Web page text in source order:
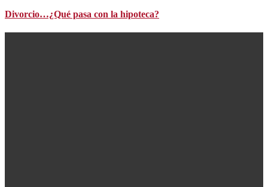
Divorcio…¿Qué pasa con la hipoteca?